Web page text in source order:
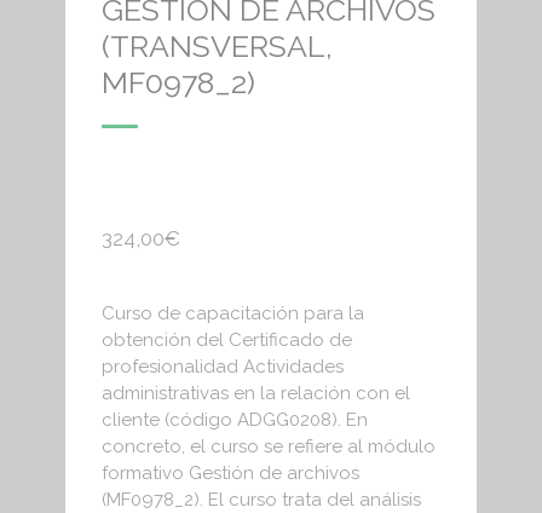
GESTIÓN DE ARCHIVOS
(TRANSVERSAL,
MF0978_2)
324,00€
Curso de capacitación para la
obtención del Certificado de
profesionalidad Actividades
administrativas en la relación con el
cliente (código ADGG0208). En
concreto, el curso se refiere al módulo
formativo Gestión de archivos
(MF0978_2). El curso trata del análisis